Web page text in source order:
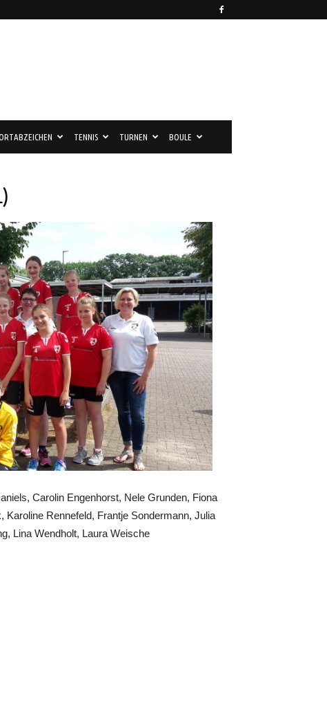
TENNIS TURNEN BOULE
Carolin Engenhorst, Nele Grunden, Fiona
Rennefeld, Frantje Sondermann, Julia
Lina Wendholt, Laura Weische